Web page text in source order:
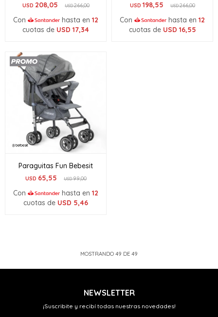
USD 208,05 USD266,00
Con hasta en 12
cuotas de USD 17,34
USD 198,55 USD266,00
Con hasta en 12
cuotas de USD 16,55
Paraguitas Fun Bebesit
USD 65,55 USD99,00
Con hasta en 12
cuotas de USD 5,46
MOSTRANDO 49 DE 49
NEWSLETTER
¡Suscribite y recibí todas nuestras novedades!